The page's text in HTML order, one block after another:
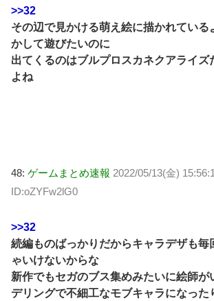
>>32
その辺で見かける萌え絵に描かれている
かして遊びたいのに
出てくるのはブルプロスカネクアライズ
よね
48: ゲームまとめ速報 2022/05/13(金)
ID:oZYFw2lG0
>>32
続編ものばっかりだからキャラデザも毎
ゃいけないからな
新作でもセガのブス集めみたいに絵師が
デリングで不細工なモブキャラになった